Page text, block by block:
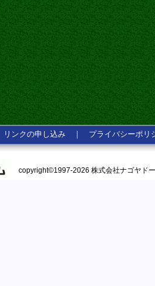
リンクの申し込み ｜ プライバシーポリ
copyright©1997-2026 株式会社ナゴヤド